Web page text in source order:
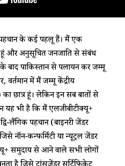
पहचान के कई पहलू हैं। मैं एक
हूं और अनुसूचित जनजाति से संबंध
के बाद पाकिस्तान से पलायन कर जम्मू
में मैं जम्मू केंद्रीय
का छात्र हूं। लेकिन इन सब बातों से
यह भी है कि मैं एलजीबीटीक्यू+
लैंगिक पहचान (बाइनरी जेंडर
नॉन-कन्फर्मिटी या न्यूट्रल जेंडर
समुदाय से आने वाले सभी लोगों